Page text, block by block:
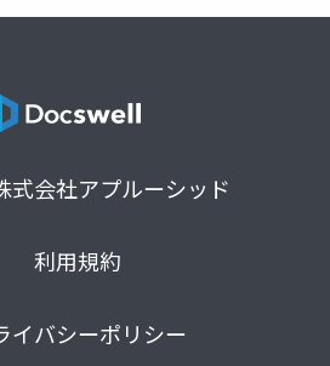
式会社アプルーシッド
利用規約
イバシーポリシー